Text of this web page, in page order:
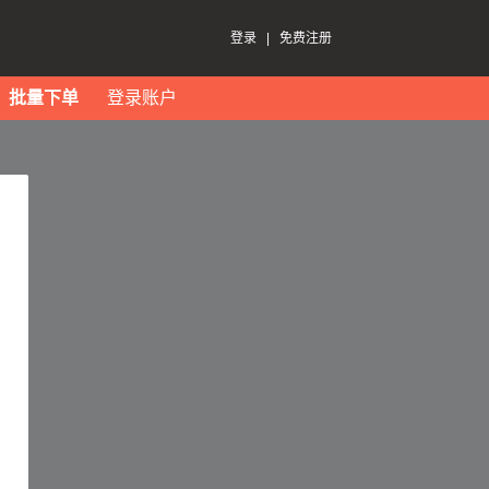
登录 免费注册
批量下单 登录账户